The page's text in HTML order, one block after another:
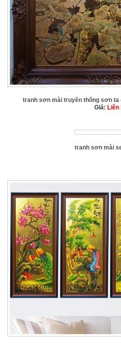
tranh sơn mài truyền thống sơn ta
Giá: Liên
tranh sơn mài